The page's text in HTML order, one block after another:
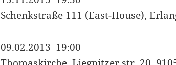
Schenkstraße 111 (East-House),
09.02.2013 19:00